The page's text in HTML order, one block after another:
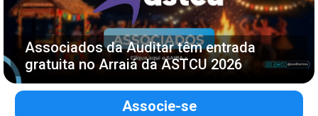
Associados da Auditar têm entrada
gratuita no Arraiá da ASTCU 2026
Associe-se